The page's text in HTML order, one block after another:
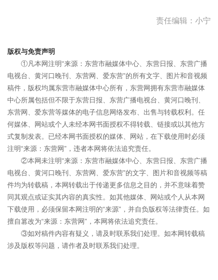
责任编辑：小宁
版权与免责声明
①凡本网注明“来源：东营市融媒体中心、东营日报、东营广播
电视台、黄河口晚刊、东营网、爱东营”的所有文字、图片和音视频
稿件，版权均属东营市融媒体中心所有，东营网拥有东营市融媒体
中心所属包括但不限于东营日报、东营广播电视台、黄河口晚刊、
东营网、爱东营等媒体的电子信息网络发布、出售与转载权利。任
何媒体、网站或个人未经本网书面授权不得转载、链接或以其他方
式复制发表。已经本网书面授权的媒体、网站，在下载使用时必须
注明“来源：东营网”，违者本网将依法追究责任。
②本网未注明“来源：东营市融媒体中心、东营日报、东营广播
电视台、黄河口晚刊、东营网、爱东营”的文字、图片和音视频等稿
件均为转载稿，本网转载出于传递更多信息之目的，并不意味着赞
同其观点或证实其内容的真实性。如其他媒体、网站或个人从本网
下载使用，必须保留本网注明的“来源”，并自负版权等法律责任。如
擅自篡改为“来源：东营网”，本网将依法追究责任。
③如对稿件内容有疑义，请及时联系我们处理。如本网转载稿
涉及版权等问题，请作者及时联系我们处理。